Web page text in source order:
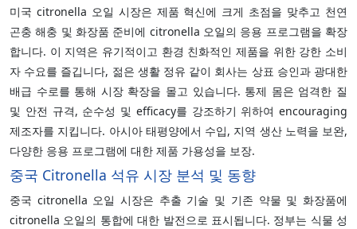
미국 citronella 오일 시장은 제품 혁신에 크게 초점을 맞추고 천연
곤충 해충 및 화장품 준비에 citronella 오일의 응용 프로그램을 확장
합니다. 이 지역은 유기적이고 환경 친화적인 제품을 위한 강한 소비
자 수요를 즐깁니다, 젊은 생활 정유 같이 회사는 상표 승인과 광대한
배급 수로를 통해 시장 확장을 몰고 있습니다. 통제 몸은 엄격한 질
및 안전 규격, 순수성 및 efficacy를 강조하기 위하여 encouraging
제조자를 지킵니다. 아시아 태평양에서 수입, 지역 생산 노력을 보완,
다양한 응용 프로그램에 대한 제품 가용성을 보장.
중국 Citronella 석유 시장 분석 및 동향
중국 citronella 오일 시장은 추출 기술 및 기존 약물 및 화장품에
citronella 오일의 통합에 대한 발전으로 표시됩니다. 정부는 식물 성